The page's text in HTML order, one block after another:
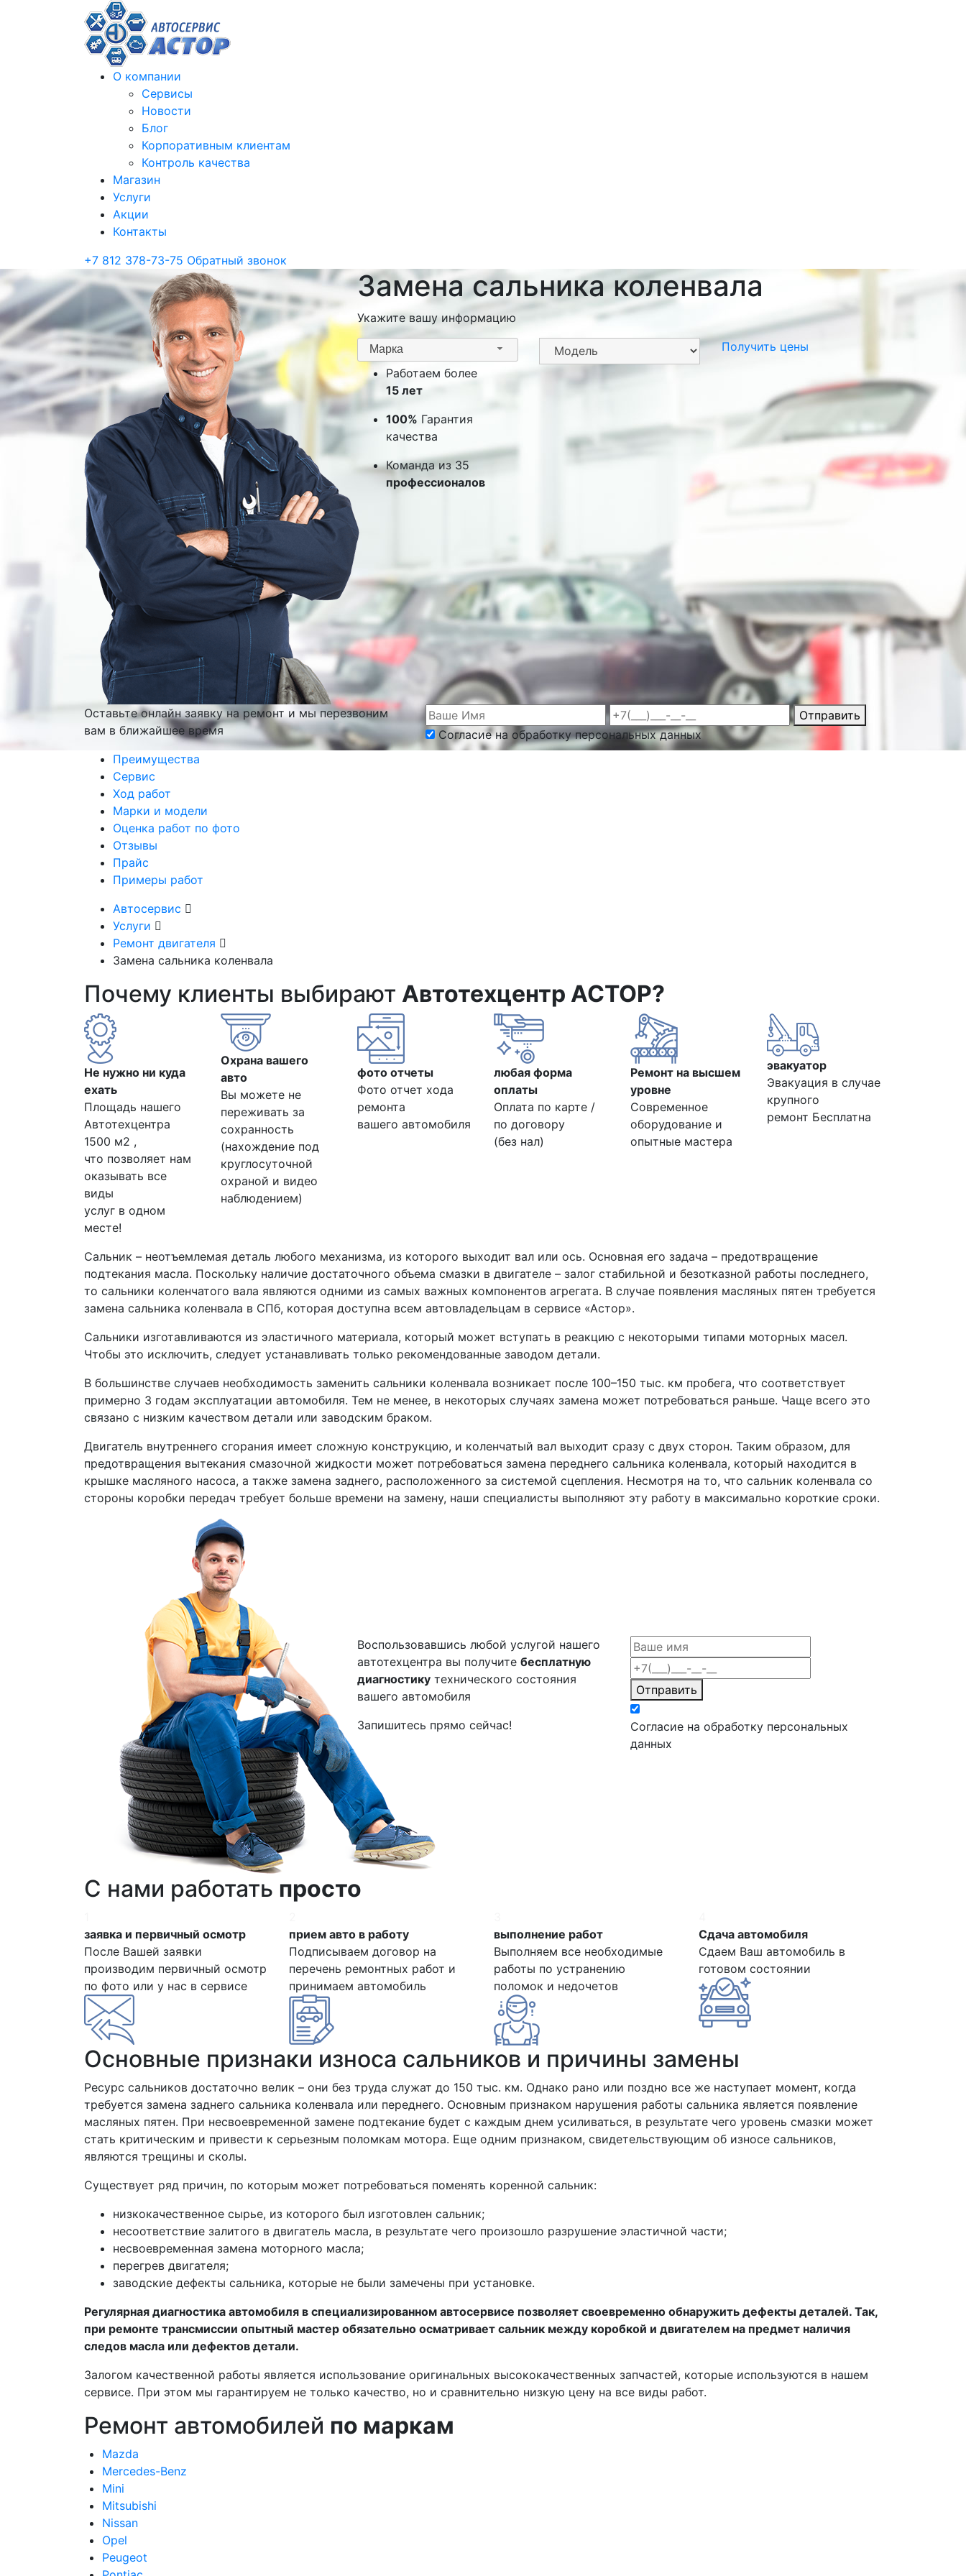
О компании
Сервисы
Новости
Блог
Корпоративным клиентам
Контроль качества
Магазин
Услуги
Акции
Контакты
+7 812 378-73-75 Обратный звонок
Замена сальника коленвала
Укажите вашу информацию
Марка
Получить цены
Работаем более
15 лет
100% Гарантия
качества
Команда из 35
профессионалов
Оставьте онлайн заявку на ремонт и мы перезвоним
вам в ближайшее время
Отправить
Согласие на обработку персональных данных
Преимущества
Сервис
Ход работ
Марки и модели
Оценка работ по фото
Отзывы
Прайс
Примеры работ
Автосервис
Услуги
Ремонт двигателя
Замена сальника коленвала
Почему клиенты выбирают Автотехцентр АСТОР?
Не нужно ни куда
ехать
Площадь нашего
Автотехцентра
1500 м2 ,
что позволяет нам
оказывать все
виды
услуг в одном
месте!
Охрана вашего
авто
Вы можете не
переживать за
сохранность
(нахождение под
круглосуточной
охраной и видео
наблюдением)
фото отчеты
Фото отчет хода
ремонта
вашего автомобиля
любая форма
оплаты
Оплата по карте /
по договору
(без нал)
Ремонт на высшем
уровне
Современное
оборудование и
опытные мастера
эвакуатор
Эвакуация в случае
крупного
ремонт Бесплатна
Сальник – неотъемлемая деталь любого механизма, из которого выходит вал или ось. Основная его задача – предотвращение
подтекания масла. Поскольку наличие достаточного объема смазки в двигателе – залог стабильной и безотказной работы последнего,
то сальники коленчатого вала являются одними из самых важных компонентов агрегата. В случае появления масляных пятен требуется
замена сальника коленвала в СПб, которая доступна всем автовладельцам в сервисе «Астор».
Сальники изготавливаются из эластичного материала, который может вступать в реакцию с некоторыми типами моторных масел.
Чтобы это исключить, следует устанавливать только рекомендованные заводом детали.
В большинстве случаев необходимость заменить сальники коленвала возникает после 100–150 тыс. км пробега, что соответствует
примерно 3 годам эксплуатации автомобиля. Тем не менее, в некоторых случаях замена может потребоваться раньше. Чаще всего это
связано с низким качеством детали или заводским браком.
Двигатель внутреннего сгорания имеет сложную конструкцию, и коленчатый вал выходит сразу с двух сторон. Таким образом, для
предотвращения вытекания смазочной жидкости может потребоваться замена переднего сальника коленвала, который находится в
крышке масляного насоса, а также замена заднего, расположенного за системой сцепления. Несмотря на то, что сальник коленвала со
стороны коробки передач требует больше времени на замену, наши специалисты выполняют эту работу в максимально короткие сроки.
Воспользовавшись любой услугой нашего
автотехцентра вы получите бесплатную
диагностику технического состояния
вашего автомобиля
Запишитесь прямо сейчас!
Отправить
Согласие на обработку персональных
данных
С нами работать просто
заявка и первичный осмотр
После Вашей заявки
производим первичный осмотр
по фото или у нас в сервисе
прием авто в работу
Подписываем договор на
перечень ремонтных работ и
принимаем автомобиль
выполнение работ
Выполняем все необходимые
работы по устранению
поломок и недочетов
Сдача автомобиля
Сдаем Ваш автомобиль в
готовом состоянии
Основные признаки износа сальников и причины замены
Ресурс сальников достаточно велик – они без труда служат до 150 тыс. км. Однако рано или поздно все же наступает момент, когда
требуется замена заднего сальника коленвала или переднего. Основным признаком нарушения работы сальника является появление
масляных пятен. При несвоевременной замене подтекание будет с каждым днем усиливаться, в результате чего уровень смазки может
стать критическим и привести к серьезным поломкам мотора. Еще одним признаком, свидетельствующим об износе сальников,
являются трещины и сколы.
Существует ряд причин, по которым может потребоваться поменять коренной сальник:
низкокачественное сырье, из которого был изготовлен сальник;
несоответствие залитого в двигатель масла, в результате чего произошло разрушение эластичной части;
несвоевременная замена моторного масла;
перегрев двигателя;
заводские дефекты сальника, которые не были замечены при установке.
Регулярная диагностика автомобиля в специализированном автосервисе позволяет своевременно обнаружить дефекты деталей. Так,
при ремонте трансмиссии опытный мастер обязательно осматривает сальник между коробкой и двигателем на предмет наличия
следов масла или дефектов детали.
Залогом качественной работы является использование оригинальных высококачественных запчастей, которые используются в нашем
сервисе. При этом мы гарантируем не только качество, но и сравнительно низкую цену на все виды работ.
Ремонт автомобилей по маркам
Mazda
Mercedes-Benz
Mini
Mitsubishi
Nissan
Opel
Peugeot